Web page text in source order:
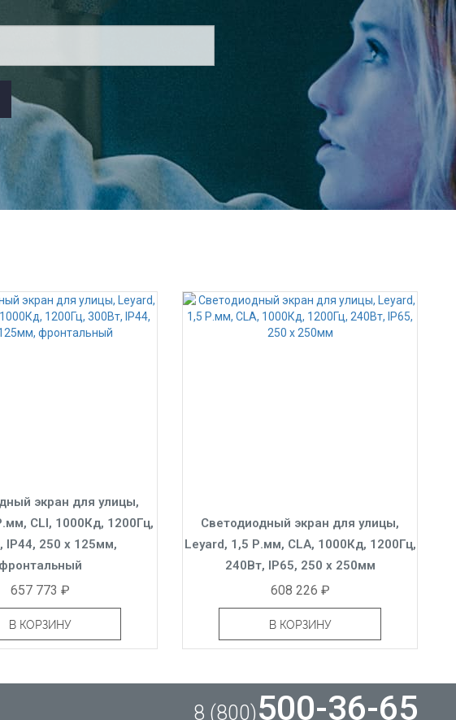
экран для улицы,
CLI, 1000Кд, 1200Гц,
IP44, 250 x 125мм,
фронтальный
657 773 ₽
В КОРЗИНУ
Светодиодный экран для улицы,
Leyard, 1,5 Р.мм, CLA, 1000Кд, 1200Гц,
240Вт, IP65, 250 x 250мм
608 226 ₽
В КОРЗИНУ
8 (800)500-36-65